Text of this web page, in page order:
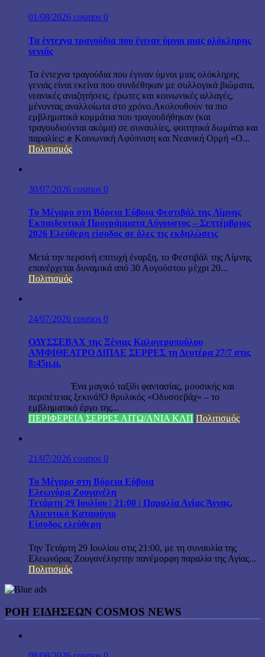
01/08/2026 cosmos 0
Τα έντεχνα τραγούδια που έγιναν ύμνοι μιας ολόκληρης
γενιάς
Τα έντεχνα τραγούδια που έγιναν ύμνοι μιας ολόκληρης
γενιάς είναι εκείνα που συνδέθηκαν με συλλογικά βιώματα,
νεανικές αναζητήσεις, έρωτες και κοινωνικές αλλαγές,
μένοντας αναλλοίωτα στο χρόνο.Ακολουθούν τα πιο
εμβληματικά κομμάτια που τραγουδήθηκαν (και
τραγουδιούνται ακόμα) σε συναυλίες, φοιτητικά δωμάτια και
παραλίες: ✊ Κοινωνική Αφύπνιση και Νεανική Ορμή «Ο...
Πολιτισμός
30/07/2026 cosmos 0
Το Μέγαρο στη Βόρεια Εύβοια Φεστιβάλ της Λίμνης
Εκπαιδευτικά Προγράμματα Αύγουστος – Σεπτέμβριος
2026 Ελεύθερη είσοδος σε όλες τις εκδηλώσεις
Μετά την περσινή επιτυχή έναρξη, το Φεστιβάλ της Λίμνης
επανέρχεται δυναμικά από 30 Αυγούστου μέχρι 20...
Πολιτισμός
24/07/2026 cosmos 0
ΟΔΥΣΣΕΒΑΧ της Ξένιας Καλογεροπούλου
ΑΜΦΙΘΕΑΤΡΟ ΔΙΠΑΕ ΣΕΡΡΕΣ τη Δευτέρα 27/7 στις
8:45μ.μ.
Ένα μαγικό ταξίδι φαντασίας, μουσικής και
περιπέτειας ξεκινά!Ο θρυλικός «Οδυσσεβάχ» – το
εμβληματικό έργο της...
ΠΕΡΙΦΕΡΕΙΑ ΣΕΡΡΕΣ ΑΙΤΩ/ΛΝΙΑ ΚΛΠ Πολιτισμός
21/07/2026 cosmos 0
Το Μέγαρο στη Βόρεια Εύβοια
Ελεωνόρα Ζουγανέλη
Τετάρτη 29 Ιουλίου | 21:00 | Παραλία Αγίας Άννας,
Αλιευτικό Καταφύγιο
Είσοδος ελεύθερη
Την Τετάρτη 29 Ιουλίου στις 21:00, με τη συναυλία της
Ελεωνόρας Ζουγανέληστην πανέμορφη παραλία της Αγίας...
Πολιτισμός
ΡΟΗ ΕΙΔΗΣΕΩΝ COSMOS NEWS